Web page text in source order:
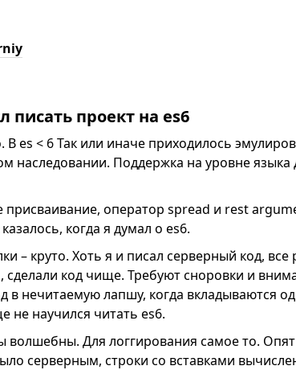
писать проект на es6
В es < 6 Так или иначе приходилось
наследовании. Поддержка на уровне
присваивание, оператор spread и rest
когда я думал о es6.
– круто. Хоть я и писал серверный код, все
сделали код чище. Требуют сноровки и
в нечитаемую лапшу, когда вкладываются
не научился читать es6.
волшебны. Для логгирования самое то.
серверным, строки со вставками